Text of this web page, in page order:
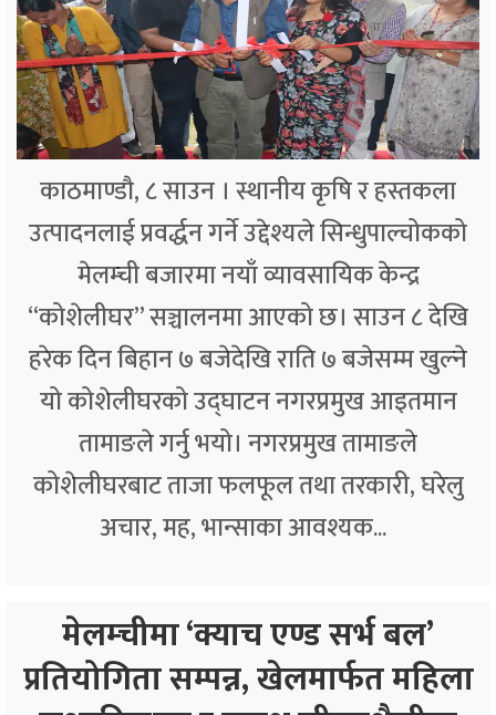
काठमाण्डौ, ८ साउन । स्थानीय कृषि र हस्तकला
उत्पादनलाई प्रवर्द्धन गर्ने उद्देश्यले सिन्धुपाल्चोकको
मेलम्ची बजारमा नयाँ व्यावसायिक केन्द्र
“कोशेलीघर” सञ्चालनमा आएको छ। साउन ८ देखि
हरेक दिन बिहान ७ बजेदेखि राति ७ बजेसम्म खुल्ने
यो कोशेलीघरको उद्घाटन नगरप्रमुख आइतमान
तामाङले गर्नु भयो। नगरप्रमुख तामाङले
कोशेलीघरबाट ताजा फलफूल तथा तरकारी, घरेलु
अचार, मह, भान्साका आवश्यक...
मेलम्चीमा ‘क्याच एण्ड सर्भ बल’
प्रतियोगिता सम्पन्न, खेलमार्फत महिला